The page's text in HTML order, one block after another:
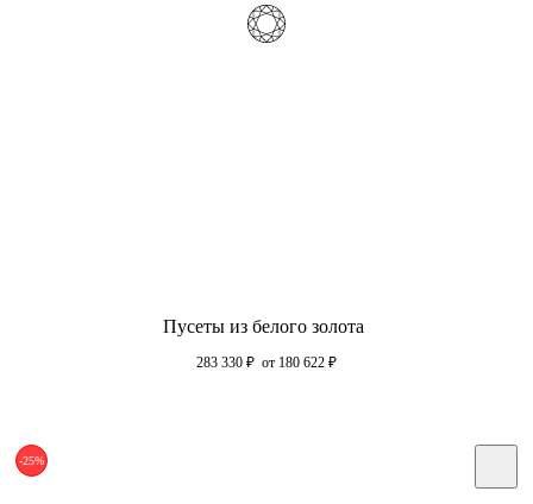
Пусеты из белого золота
283 330 ₽ от 180 622 ₽
-25%